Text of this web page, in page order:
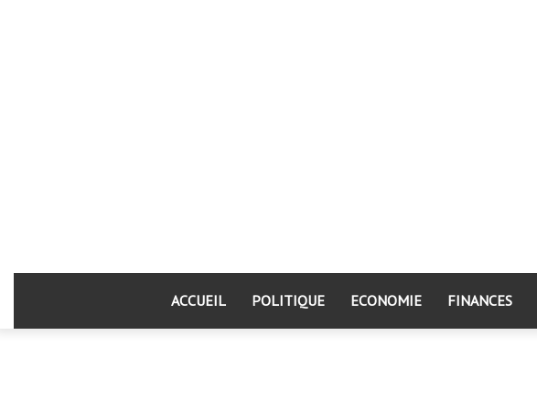
ACCUEIL POLITIQUE ECONOMIE FINANCES